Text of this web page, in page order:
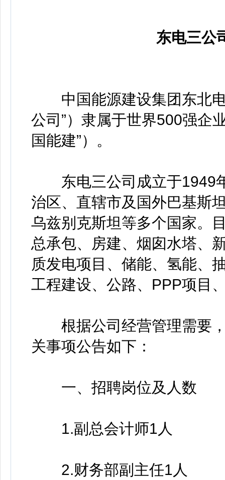
东电三公
中国能源建设集团东北电
公司”）隶属于世界500强企
国能建”）。
东电三公司成立于1949
治区、直辖市及国外巴基斯
乌兹别克斯坦等多个国家。
总承包、房建、烟囱水塔、
质发电项目、储能、氢能、
工程建设、公路、PPP项目
根据公司经营管理需要，
关事项公告如下：
一、招聘岗位及人数
1.副总会计师1人
2.财务部副主任1人